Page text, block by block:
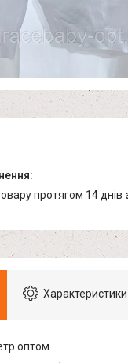
протягом 14 днів
Характеристики
оптом